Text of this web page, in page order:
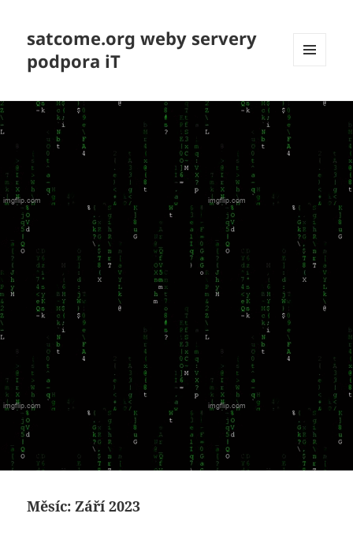
satcome.org weby servery
podpora iT
WIDGETY
Měsíc:Září 2023